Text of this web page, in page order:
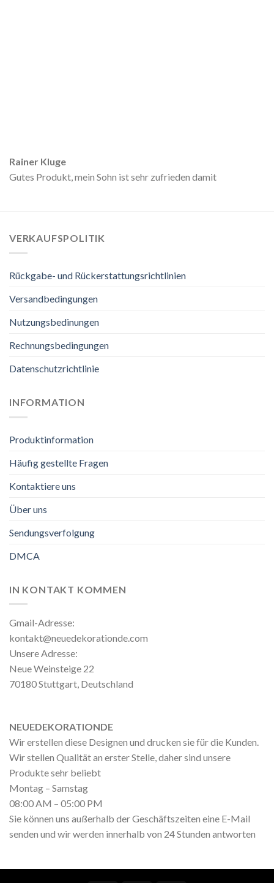
Rainer Kluge
Gutes Produkt, mein Sohn ist sehr zufrieden damit
VERKAUFSPOLITIK
Rückgabe- und Rückerstattungsrichtlinien
Versandbedingungen
Nutzungsbedinungen
Rechnungsbedingungen
Datenschutzrichtlinie
INFORMATION
Produktinformation
Häufig gestellte Fragen
Kontaktiere uns
Über uns
Sendungsverfolgung
DMCA
IN KONTAKT KOMMEN
Gmail-Adresse:
kontakt@neuedekorationde.com
Unsere Adresse:
Neue Weinsteige 22
70180 Stuttgart, Deutschland
NEUEDEKORATIONDE
Wir erstellen diese Designen und drucken sie für die Kunden.
Wir stellen Qualität an erster Stelle, daher sind unsere
Produkte sehr beliebt
Montag – Samstag
08:00 AM – 05:00 PM
Sie können uns außerhalb der Geschäftszeiten eine E-Mail
senden und wir werden innerhalb von 24 Stunden antworten